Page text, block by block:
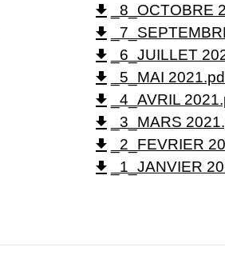
file_download _8_OCTOBRE
file_download
file_download _6_JUILLET
file_download _5_MAI
file_download _4_AVRIL
file_download _3_MARS
file_download _2_FEVRIER
file_download _1_JANVIER